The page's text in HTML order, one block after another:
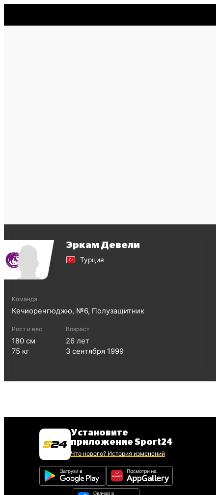
Эркам Девели
Турция
Команда
Кечиоренгюджю, №6, Полузащитник
Рост и вес
180 см
75 кг
Возраст
26 лет
3 сентября 1999
Установите
приложение Sport24
Что нового? История изменений